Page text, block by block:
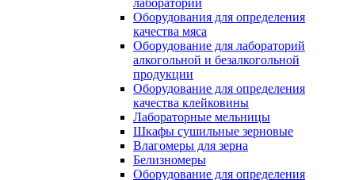
лабораторий
Оборудования для определения
качества мяса
Оборудование для лабораторий
алкогольной и безалкогольной
продукции
Оборудование для определения
качества клейковины
Лабораторные мельницы
Шкафы сушильные зерновые
Влагомеры для зерна
Белизномеры
Оборудование для определения